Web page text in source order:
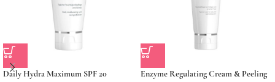
Daily Hydra Maximum SPF 20 Enzyme Regulating Cream & Peeling